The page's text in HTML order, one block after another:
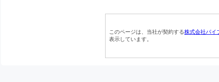
このページは、当社が契約する株式会社パイ
表示しています。